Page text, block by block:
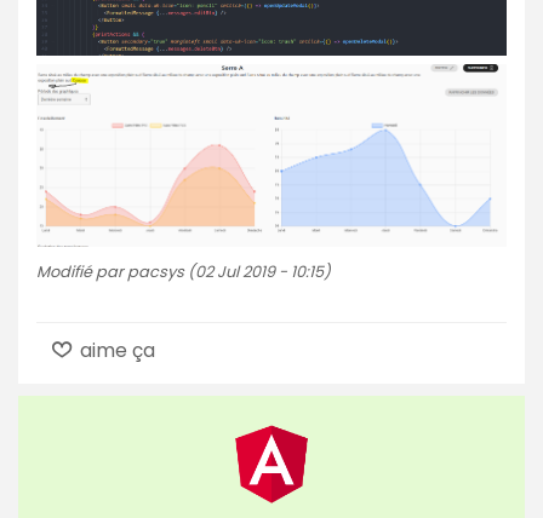
Modifié par pacsys (02 Jul 2019 - 10:15)
aime ça